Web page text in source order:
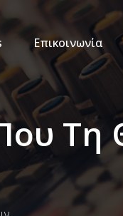
Επικοινωνία
Τη